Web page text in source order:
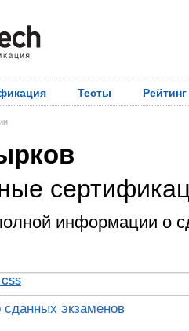
Тесты Рейтинг
информации о
сданных экзаменов